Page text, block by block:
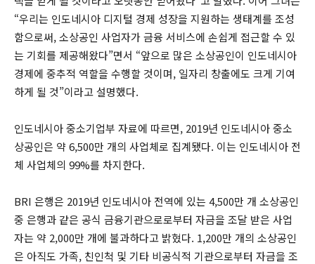
“우리는 인도네시아 디지털 경제 성장을 지원하는 생태계를 조성
함으로써, 소상공인 사업자가 금융 서비스에 손쉽게 접근할 수 있
는 기회를 제공해왔다”면서 “앞으로 많은 소상공인이 인도네시아
경제에 중추적 역할을 수행할 것이며, 일자리 창출에도 크게 기여
하게 될 것”이라고 설명했다.
인도네시아 중소기업부 자료에 따르면, 2019년 인도네시아 중소
상공인은 약 6,500만 개의 사업체로 집계됐다. 이는 인도네시아 전
체 사업체의 99%를 차지한다.
BRI 은행은 2019년 인도네시아 전역에 있는 4,500만 개 소상공인
중 은행과 같은 공식 금융기관으로로부터 자금을 조달 받은 사업
자는 약 2,000만 개에 불과하다고 밝혔다. 1,200만 개의 소상공인
은 아직도 가족, 친인척 및 기타 비공식적 기관으로부터 자금을 조